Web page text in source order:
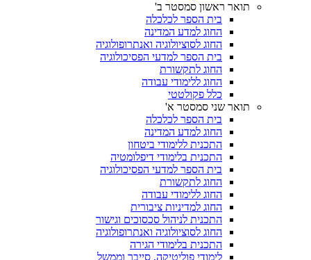
תואר ראשון סמסטר ב'
בית הספר לכלכלה
החוג למדע המדינה
החוג לסוציולוגיה ואנתרופולוגיה
בית הספר למדעי הפסיכולוגיה
החוג לתקשורת
החוג ללימודי עבודה
כלל פקולטטי
תואר שני סמסטר א'
בית הספר לכלכלה
החוג למדע המדינה
התכנית ללימודי ביטחון
התכנית בלימודי דיפלומטיה
בית הספר למדעי הפסיכולוגיה
החוג לתקשורת
החוג ללימודי עבודה
החוג למדיניות ציבורית
התכנית לניהול סכסוכים וגישור
החוג לסוציולוגיה ואנתרופולוגיה
התכנית בלימודי הגירה
לימודי פוליטיקה, סייבר וממשל